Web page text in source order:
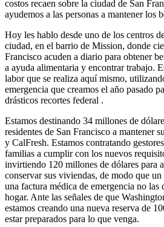
costos recaen sobre la ciudad de San
ayudemos a las personas a mantener los
Hoy les hablo desde uno de los centros
ciudad, en el barrio de Mission, donde
Francisco acuden a diario para obtener
a ayuda alimentaria y encontrar trabajo.
labor que se realiza aquí mismo,
emergencia que creamos el año pasado
drásticos recortes federal .
Estamos destinando 34 millones de
residentes de San Francisco a mantener
y CalFresh. Estamos contratando
familias a cumplir con los nuevos
invirtiendo 120 millones de dólares para
conservar sus viviendas, de modo que
una factura médica de emergencia no las
hogar. Ante las señales de que
estamos creando una nueva reserva de
estar preparados para lo que venga.